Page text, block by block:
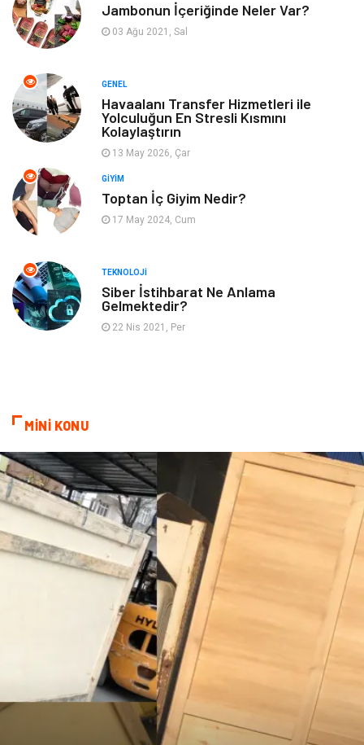
Emlak Spor
Genel Kültür Tatil
İnternet
Gayrimenkul
Astroloji Müzik
Ev İşleri
Sigorta
Jambonun İçeriğinde Neler Var?
03 Ağu 2021, Sal
GENEL
Havaalanı Transfer Hizmetleri ile
Yolculuğun En Stresli Kısmını
Kolaylaştırın
13 May 2026, Çar
GIYIM
Toptan İç Giyim Nedir?
17 May 2024, Cum
TEKNOLOJI
Siber İstihbarat Ne Anlama
Gelmektedir?
22 Nis 2021, Per
MİNİ KONU